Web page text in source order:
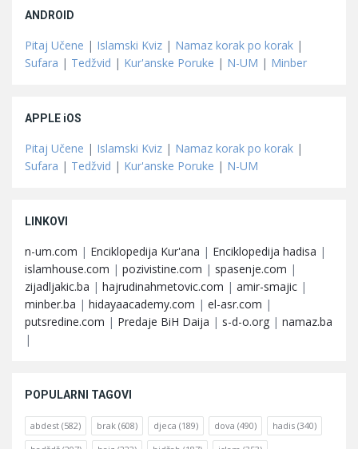
ANDROID
Pitaj Učene | Islamski Kviz | Namaz korak po korak |
Sufara | Tedžvid | Kur'anske Poruke | N-UM | Minber
APPLE iOS
Pitaj Učene | Islamski Kviz | Namaz korak po korak |
Sufara | Tedžvid | Kur'anske Poruke | N-UM
LINKOVI
n-um.com | Enciklopedija Kur'ana | Enciklopedija hadisa |
islamhouse.com | pozivistine.com | spasenje.com |
zijadljakic.ba | hajrudinahmetovic.com | amir-smajic |
minber.ba | hidayaacademy.com | el-asr.com |
putsredine.com | Predaje BiH Daija | s-d-o.org | namaz.ba
|
POPULARNI TAGOVI
abdest (582) brak (608) djeca (189) dova (490) hadis (340)